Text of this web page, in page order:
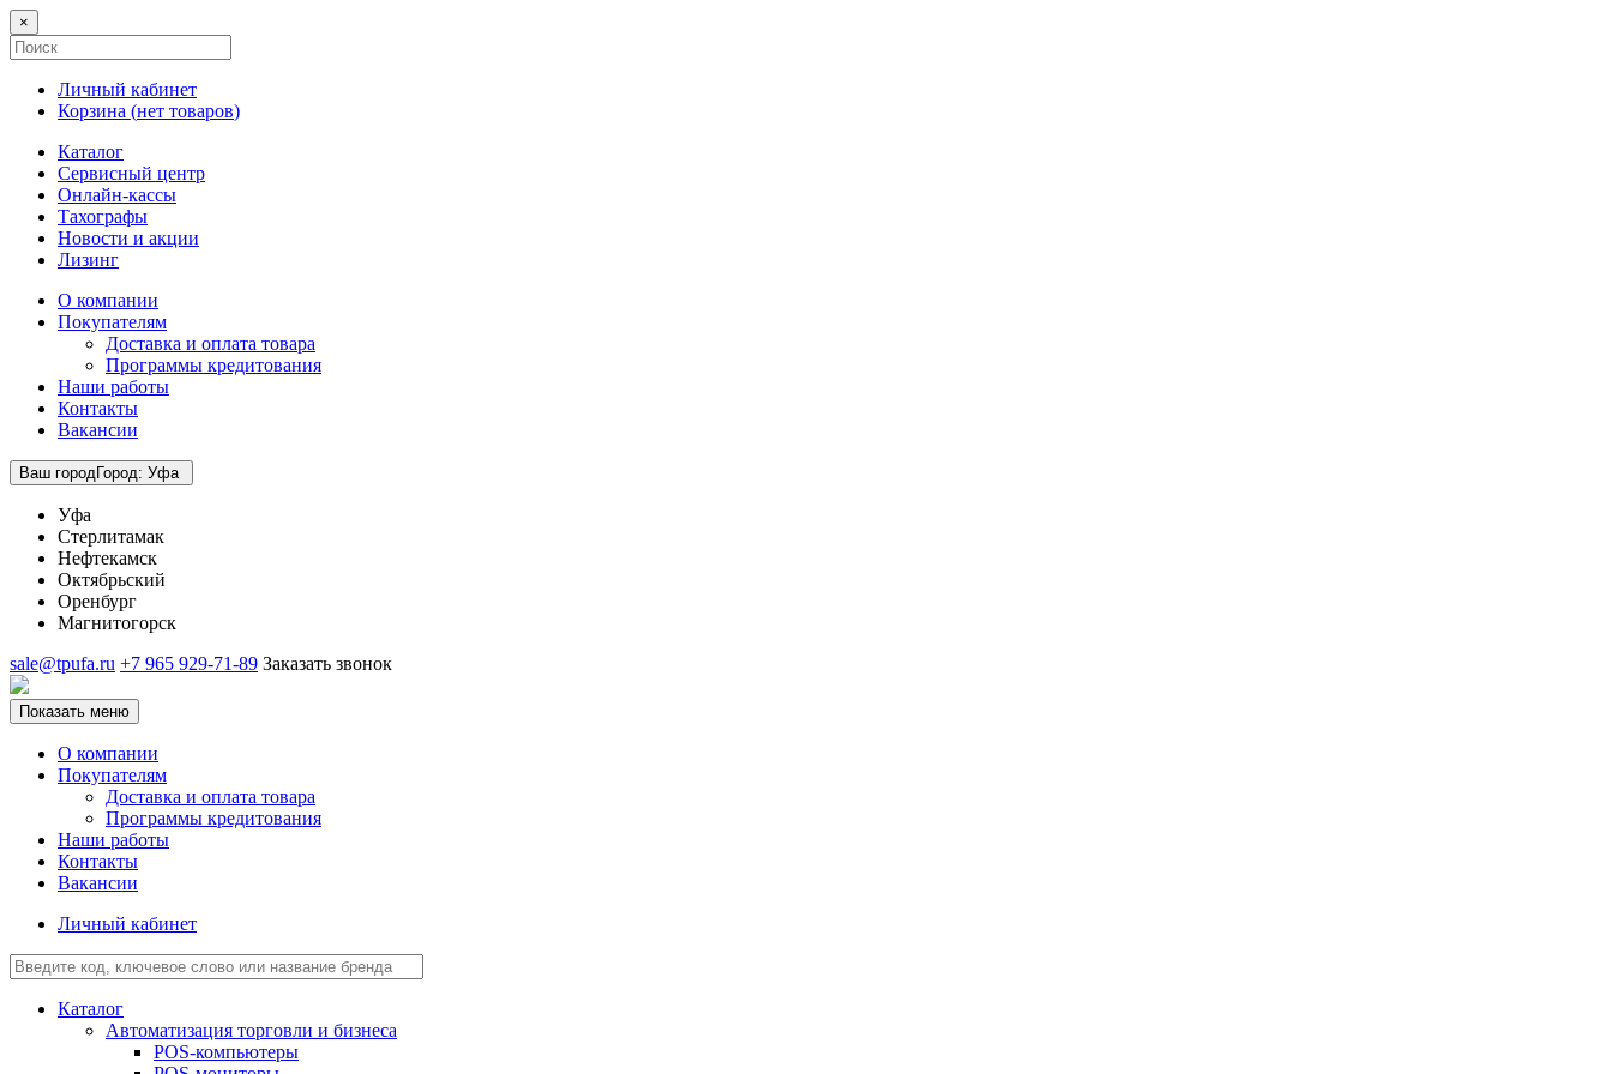
×
Личный кабинет
Корзина (нет товаров)
Каталог
Сервисный центр
Онлайн-кассы
Тахографы
Новости и акции
Лизинг
О компании
Покупателям
Доставка и оплата товара
Программы кредитования
Наши работы
Контакты
Вакансии
Ваш городГород: Уфа
Уфа
Стерлитамак
Нефтекамск
Октябрьский
Оренбург
Магнитогорск
sale@tpufa.ru +7 965 929-71-89 Заказать звонок
Показать меню
О компании
Покупателям
Доставка и оплата товара
Программы кредитования
Наши работы
Контакты
Вакансии
Личный кабинет
Каталог
Автоматизация торговли и бизнеса
POS-компьютеры